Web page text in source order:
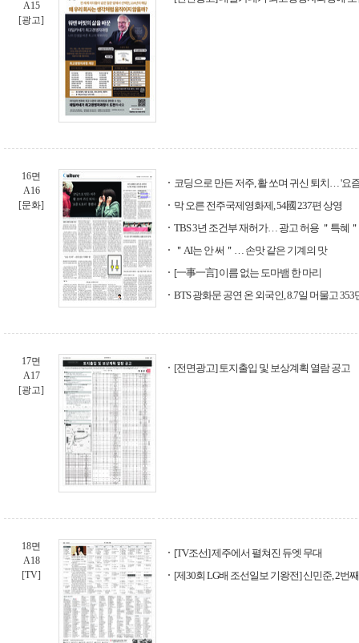
A15
[광고]
16면
A16
[문화]
코딩으로 만든 저주, 활 쏘며 귀신 퇴치… '요
막 오른 전주국제영화제, 54國 237편 상영
TBS 3년 조건부 재허가… 광고 허용 ＂특혜
＂AI는 안 써＂… 손맛 같은 기계의 맛
[一事一言] 이름 없는 도마뱀 한 마리
BTS 광화문 공연 온 외국인, 8.7일 머물고 353
17면
A17
[광고]
[전면광고] 토지출입 및 보상계획 열람 공고
18면
A18
[TV]
[TV조선] 제주에서 펼쳐진 듀엣 무대
[제30회 LG배 조선일보 기왕전] 신민준, 2번